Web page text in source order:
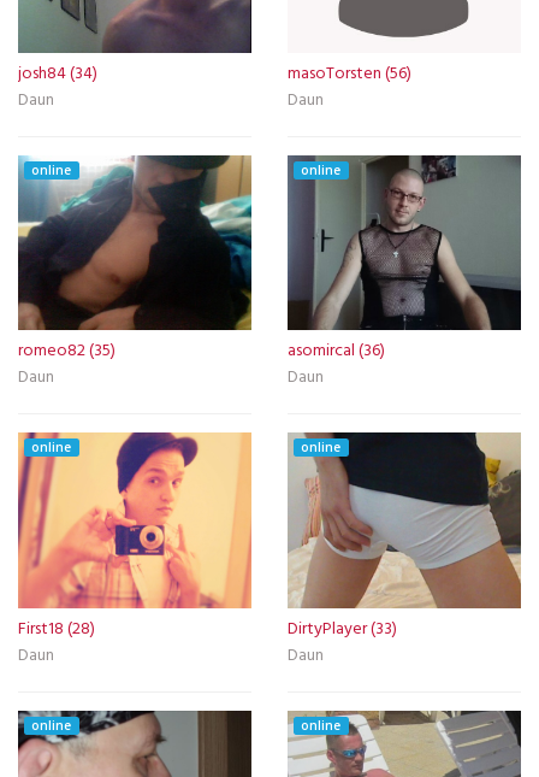
josh84 (34)
Daun
masoTorsten (56)
Daun
online
romeo82 (35)
Daun
online
asomircal (36)
Daun
online
First18 (28)
Daun
online
DirtyPlayer (33)
Daun
online online